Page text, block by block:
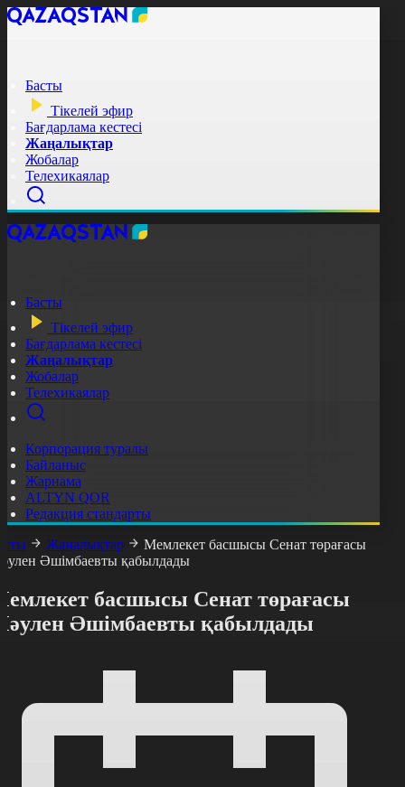
Басты
Тікелей эфир
Бағдарлама кестесі
Жаңалықтар
Жобалар
Телехикаялар
Басты
Тікелей эфир
Бағдарлама кестесі
Жаңалықтар
Жобалар
Телехикаялар
Корпорация туралы
Байланыс
Жарнама
ALTYN QOR
Редакция стандарты
Жаңалықтар
Мемлекет басшысы Сенат төрағасы
Әшімбаевты қабылдады
басшысы Сенат төрағасы
Әшімбаевты қабылдады